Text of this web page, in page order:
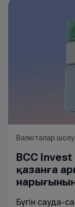
Валюталар шолу
BCC
қазанға
Бүгін сауда-